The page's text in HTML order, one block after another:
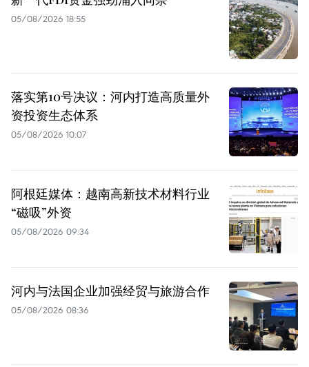
05/08/2026 18:55
落实第10号决议：河内打造高质量外
资投资生态体系
05/08/2026 10:07
阿根廷媒体：越南高新技术材料行业
“磁吸”外资
05/08/2026 09:34
河内与法国企业加强经贸与旅游合作
05/08/2026 08:36